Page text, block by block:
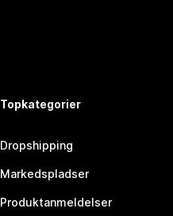
Topkategorier
Dropshipping
Markedspladser
Produktanmeldelser